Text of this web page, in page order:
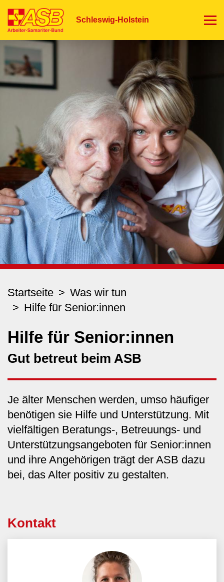
zum
Schleswig-Holstein
Startseite
Was wir tun
Hilfe für Senior:innen
Hilfe für Senior:innen
Gut betreut beim ASB
Je älter Menschen werden, umso häufiger
benötigen sie Hilfe und Unterstützung. Mit
vielfältigen Beratungs-, Betreuungs- und
Unterstützungsangeboten für Senior:innen
und ihre Angehörigen trägt der ASB dazu
bei, das Alter positiv zu gestalten.
Kontakt